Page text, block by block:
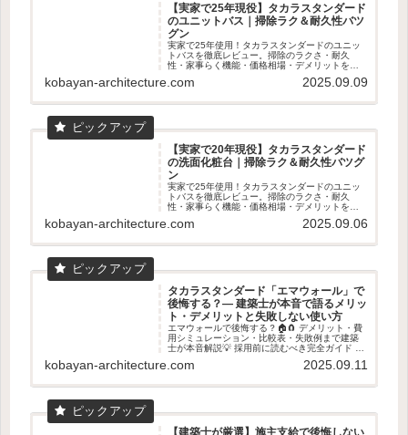
【実家で25年現役】タカラスタンダード
のユニットバス｜掃除ラク＆耐久性バツ
グン
実家で25年使用！タカラスタンダードのユニッ
トバスを徹底レビュー。掃除のラクさ・耐久
性・家事らく機能・価格相場・デメリットを数
kobayan-architecture.com 2025.09.09
【実家で20年現役】タカラスタンダード
の洗面化粧台｜掃除ラク＆耐久性バツグ
ン
実家で25年使用！タカラスタンダードのユニッ
トバスを徹底レビュー。掃除のラクさ・耐久
性・家事らく機能・価格相場・デメリットを数
kobayan-architecture.com 2025.09.06
タカラスタンダード「エマウォール」で
後悔する？― 建築士が本音で語るメリッ
ト・デメリットと失敗しない使い方
エマウォールで後悔する？🏠🧲 デメリット・費
用シミュレーション・比較表・失敗例まで建築
士が本音解説💡 採用前に読むべき完全ガイド 👓
kobayan-architecture.com 2025.09.11
【建築士が厳選】施主支給で後悔しない